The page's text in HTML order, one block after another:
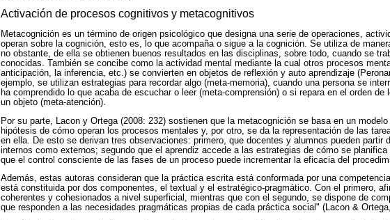
Activación de procesos cognitivos y metacognitivos
Metacognición es un término de origen psicológico que designa una serie de operaciones,
operan sobre la cognición, esto es, lo que acompaña o sigue a la cognición. Se utiliza de
no obstante, de ella se obtienen buenos resultados en las disciplinas, sobre todo, cuando se
conocidas. También se concibe como la actividad mental mediante la cual otros procesos
anticipación, la inferencia, etc.) se convierten en objetos de reflexión y auto aprendizaje
ejemplo, se utilizan estrategias para recordar algo (meta-memoria), cuando una persona se
ha comprendido lo que acaba de escuchar o leer (meta-comprensión) o si repara en el orden
un objeto (meta-atención).
Por su parte, Lacon y Ortega (2008: 232) sostienen que la metacognición se basa en un
hipótesis de cómo operan los procesos mentales y, por otro, se da la representación de las
en ella. De esto se derivan tres observaciones: primero, que docentes y alumnos pueden partir
internos como externos; segundo que el aprendiz accede a las estrategias de cómo se
que el control consciente de las fases de un proceso puede incrementar la eficacia del
Además, estas autoras consideran que la práctica escrita está conformada por una
está constituida por dos componentes, el textual y el estratégico-pragmático. Con el primero,
coherentes y cohesionados a nivel superficial, mientras que con el segundo, se dispone de
que responden a las necesidades pragmáticas propias de cada práctica social" (Lacon &